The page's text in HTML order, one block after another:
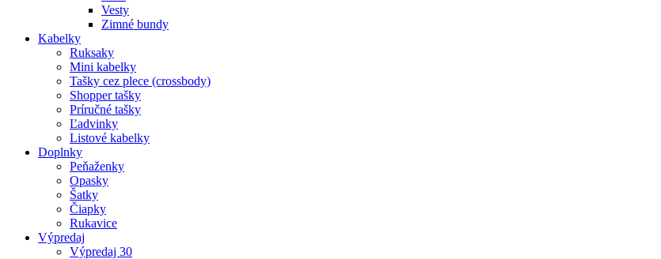
Vesty
Zimné bundy
Kabelky
Ruksaky
Mini kabelky
Tašky cez plece (crossbody)
Shopper tašky
Príručné tašky
Ľadvinky
Listové kabelky
Doplnky
Peňaženky
Opasky
Šatky
Čiapky
Rukavice
Výpredaj
Výpredaj 30